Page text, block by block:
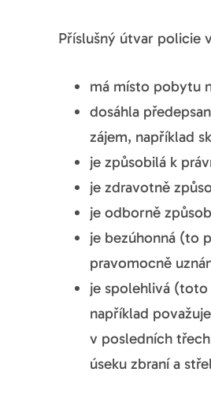
Příslušný útvar policie
má místo pobytu
dosáhla
zájem, například
je způsobilá k
je zdravotně
je odborně
je bezúhonná (to
pravomocně
je spolehlivá
například
v posledních
úseku zbraní a